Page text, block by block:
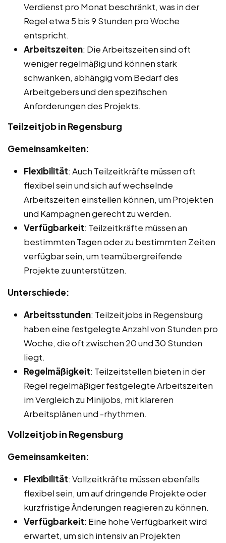
Verdienst pro Monat beschränkt, was in der
Regel etwa 5 bis 9 Stunden pro Woche
entspricht.
Arbeitszeiten: Die Arbeitszeiten sind oft
weniger regelmäßig und können stark
schwanken, abhängig vom Bedarf des
Arbeitgebers und den spezifischen
Anforderungen des Projekts.
Teilzeitjob in Regensburg
Gemeinsamkeiten:
Flexibilität: Auch Teilzeitkräfte müssen oft
flexibel sein und sich auf wechselnde
Arbeitszeiten einstellen können, um Projekten
und Kampagnen gerecht zu werden.
Verfügbarkeit: Teilzeitkräfte müssen an
bestimmten Tagen oder zu bestimmten Zeiten
verfügbar sein, um teamübergreifende
Projekte zu unterstützen.
Unterschiede:
Arbeitsstunden: Teilzeitjobs in Regensburg
haben eine festgelegte Anzahl von Stunden pro
Woche, die oft zwischen 20 und 30 Stunden
liegt.
Regelmäßigkeit: Teilzeitstellen bieten in der
Regel regelmäßiger festgelegte Arbeitszeiten
im Vergleich zu Minijobs, mit klareren
Arbeitsplänen und -rhythmen.
Vollzeitjob in Regensburg
Gemeinsamkeiten:
Flexibilität: Vollzeitkräfte müssen ebenfalls
flexibel sein, um auf dringende Projekte oder
kurzfristige Änderungen reagieren zu können.
Verfügbarkeit: Eine hohe Verfügbarkeit wird
erwartet, um sich intensiv an Projekten